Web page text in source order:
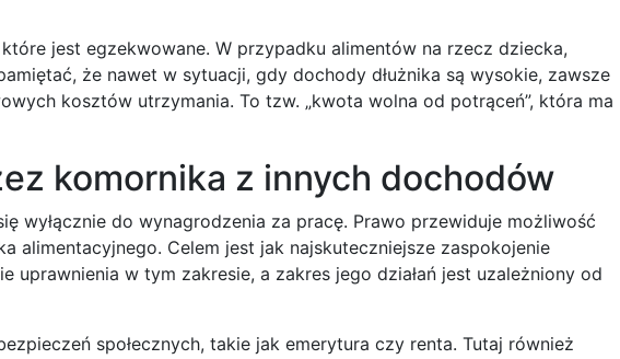
jest egzekwowane. W przypadku alimentów na rzecz dziecka,
że nawet w sytuacji, gdy dochody dłużnika są wysokie, zawsze
kosztów utrzymania. To tzw. „kwota wolna od potrąceń”, która ma
komornika z innych dochodów
wyłącznie do wynagrodzenia za pracę. Prawo przewiduje możliwość
alimentacyjnego. Celem jest jak najskuteczniejsze zaspokojenie
uprawnienia w tym zakresie, a zakres jego działań jest uzależniony od
społecznych, takie jak emerytura czy renta. Tutaj również